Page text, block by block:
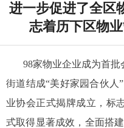
进一步促进了全区
志着历下区物
98家物业企业成为首
街道结成“美好家园合伙
业协会正式揭牌成立，标
式取得显著成效，全面搭